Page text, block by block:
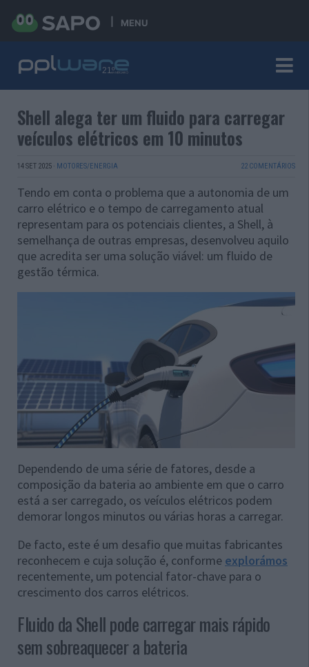
MENU
Shell alega ter um fluido para carregar
veículos elétricos em 10 minutos
14 SET 2025 · MOTORES/ENERGIA 22 COMENTÁRIOS
Tendo em conta o problema que a autonomia de um
carro elétrico e o tempo de carregamento atual
representam para os potenciais clientes, a Shell, à
semelhança de outras empresas, desenvolveu aquilo
que acredita ser uma solução viável: um fluido de
gestão térmica.
Dependendo de uma série de fatores, desde a
composição da bateria ao ambiente em que o carro
está a ser carregado, os veículos elétricos podem
demorar longos minutos ou várias horas a carregar.
De facto, este é um desafio que muitas fabricantes
reconhecem e cuja solução é, conforme explorámos
recentemente, um potencial fator-chave para o
crescimento dos carros elétricos.
Fluido da Shell pode carregar mais rápido
sem sobreaquecer a bateria